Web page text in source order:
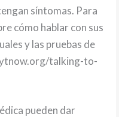
síntomas. Para
cómo hablar con sus
y las pruebas de
talking-to-
pueden dar